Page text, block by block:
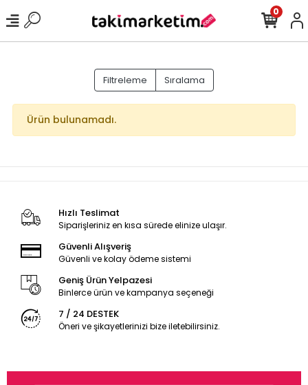
0
Filtreleme Sıralama
Ürün bulunamadı.
Hızlı Teslimat
Siparişleriniz en kısa sürede elinize ulaşır.
Güvenli Alışveriş
Güvenli ve kolay ödeme sistemi
Geniş Ürün Yelpazesi
Binlerce ürün ve kampanya seçeneği
7 / 24 DESTEK
Öneri ve şikayetlerinizi bize iletebilirsiniz.